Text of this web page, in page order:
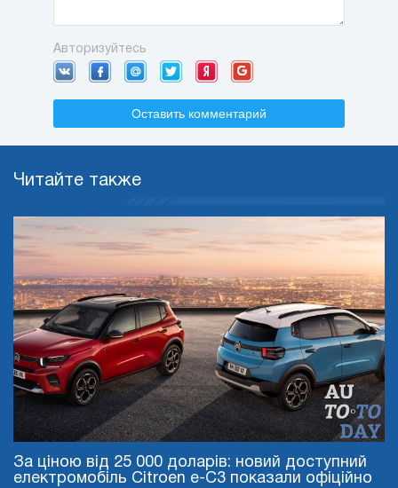
Авторизуйтесь
Оставить комментарий
Читайте также
За ціною від 25 000 доларів: новий доступний
електромобіль Citroen e-C3 показали офіційно